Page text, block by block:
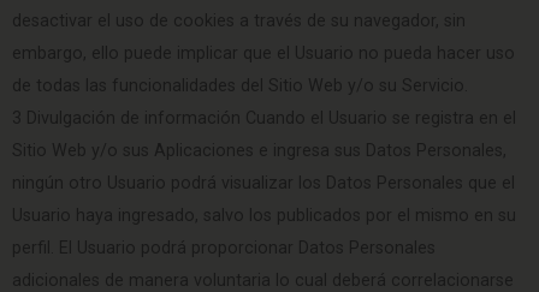
desactivar el uso de cookies a través de su navegador, sin
embargo, ello puede implicar que el Usuario no pueda hacer uso
de todas las funcionalidades del Sitio Web y/o su Servicio.
3 Divulgación de información Cuando el Usuario se registra en el
Sitio Web y/o sus Aplicaciones e ingresa sus Datos Personales,
ningún otro Usuario podrá visualizar los Datos Personales que el
Usuario haya ingresado, salvo los publicados por el mismo en su
perfil. El Usuario podrá proporcionar Datos Personales
adicionales de manera voluntaria lo cual deberá correlacionarse